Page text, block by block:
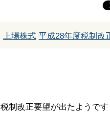
上場株式 平成28年度税制改
制改正要望が出たようです